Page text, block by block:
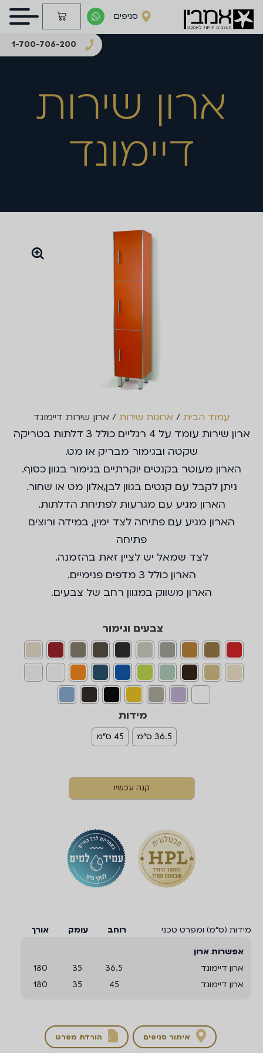
סניפים
1-700-706-200
ארון שירות
דיימונד
עמוד הבית / ארונות שירות / ארון שירות דיימונד
ארון שירות עומד על 4 רגליים כולל 3 דלתות בטריקה
שקטה ובגימור מבריק או מט.
הארון מעוטר בקנטים יוקרתיים בגימור בגוון כסוף.
ניתן לקבל עם קנטים בגוון לבן,אלון מט או שחור.
הארון מגיע עם מגרעות לפתיחת הדלתות.
הארון מגיע עם פתיחה לצד ימין, במידה ורוצים
פתיחה
לצד שמאל יש לציין זאת בהזמנה.
הארון כולל 3 מדפים פנימיים.
הארון משווק במגוון רחב של צבעים.
צבעים וגימור
מידות
36.5 ס"מ 45 ס"מ
קנה עכשיו
מידות (ס“מ) ומפרט טכני רוחב עומק
אורך
אפשרות ארון
ארון דיימונד
36.5
35
180
ארון דיימונד
45
35
180
איתור סניפים  הורדת מפרט